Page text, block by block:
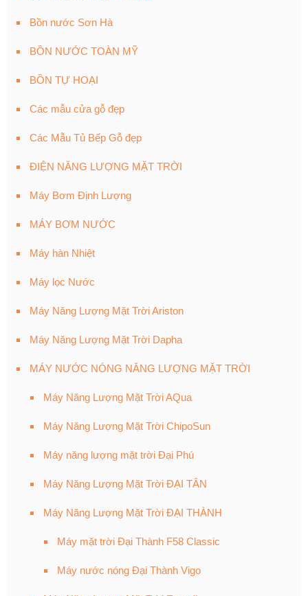
Bồn nước Sơn Hà
BỒN NƯỚC TOÀN MỸ
BỒN TỰ HOẠI
Các mẫu cửa gỗ đẹp
Các Mẫu Tủ Bếp Gỗ đẹp
ĐIỆN NĂNG LƯỢNG MẶT TRỜI
Máy Bơm Định Lượng
MÁY BƠM NƯỚC
Máy hàn Nhiệt
Máy lọc Nước
Máy Năng Lượng Mặt Trời Ariston
Máy Năng Lượng Mặt Trời Dapha
MÁY NƯỚC NÓNG NĂNG LƯỢNG MẶT TRỜI
Máy Năng Lượng Mặt Trời AQua
Máy Năng Lượng Mặt Trời ChipoSun
Máy năng lượng mặt trời Đại Phú
Máy Năng Lượng Mặt Trời ĐẠI TÂN
Máy Năng Lượng Mặt Trời ĐẠI THÀNH
Máy mặt trời Đại Thành F58 Classic
Máy nước nóng Đại Thành Vigo